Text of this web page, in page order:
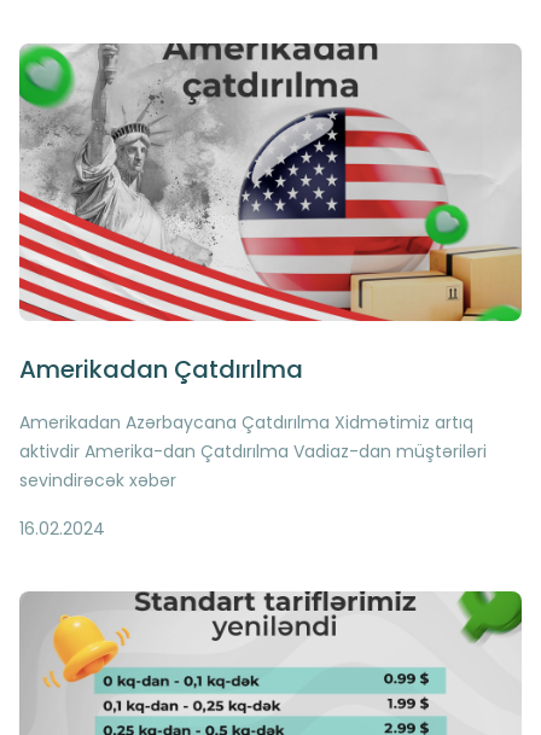
tarixlərində ödənişsiz həyata keçiriləcəkdir
Amerikadan Çatdırılma
Amerikadan Azərbaycana Çatdırılma Xidmətimiz artıq
aktivdir Amerika-dan Çatdırılma Vadiaz-dan müştəriləri
sevindirəcək xəbər
16.02.2024